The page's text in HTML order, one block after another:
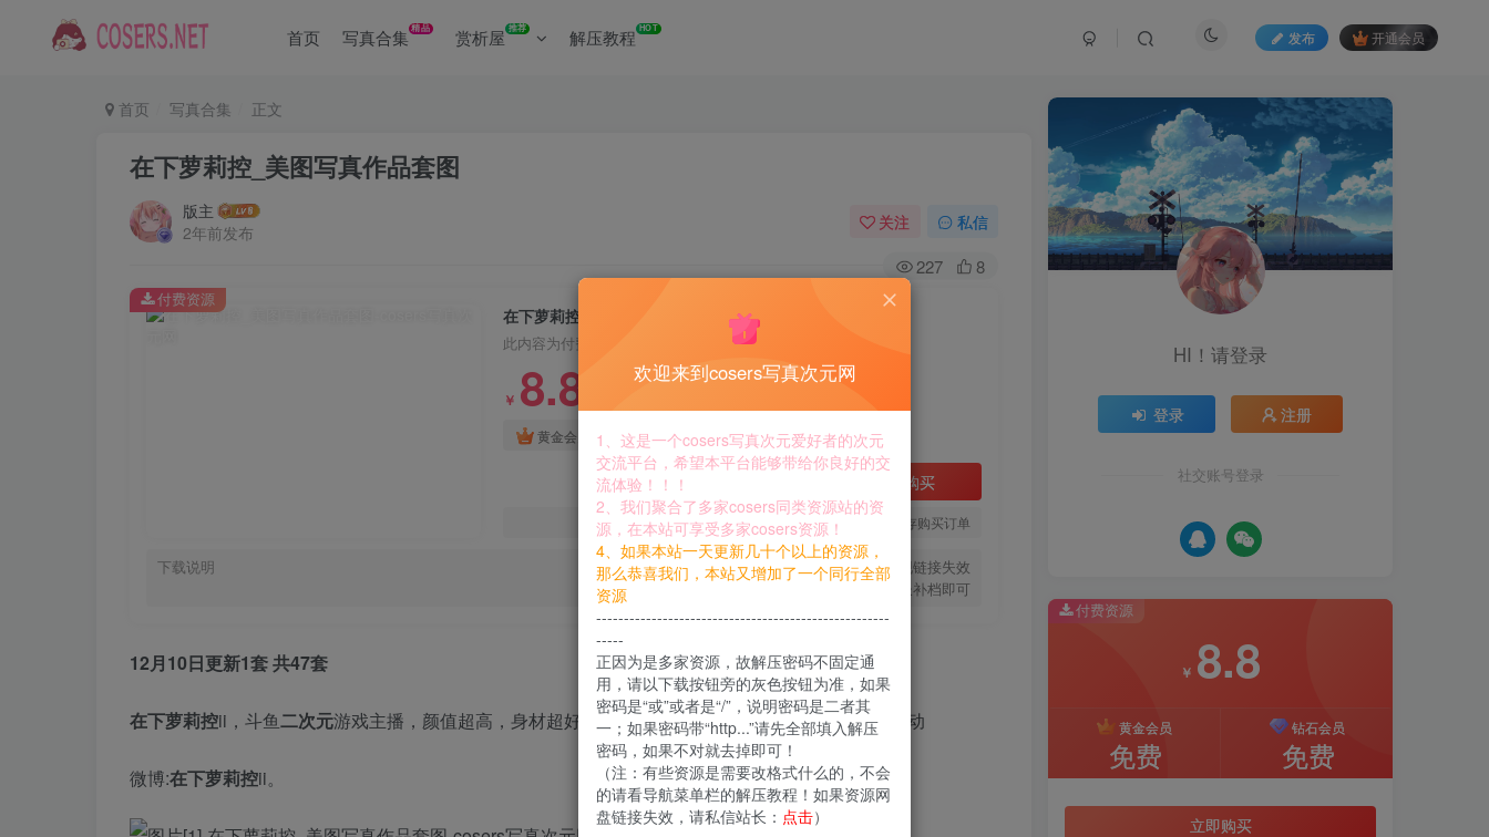
首页 写真合集 精品 赏析屋 推荐 解压教程 HOT
发布 开通会员
首页 写真合集 正文
在下萝莉控_美图写真作品套图
版主
2年前发布
关注 私信
227 8
在下萝莉控_美图写真作品套图
此内容为付费资源，请付费后查看
￥ 8.8
黄金会员 免费 钻石会员免费
立即购买
您当前未登录！建议登陆后购买，可保存购买订单
下载说明
如果出现链接失效
私信站长补档即可
付费资源
12月10日更新1套 共47套
在下萝莉控ii，斗鱼二次元游戏主播，颜值超高，身材超好，同时酷爱Cos，经常参加线下一些cos活动
微博:在下萝莉控ii。
HI！请登录
登录 注册
社交账号登录
付费资源
￥ 8.8
黄金会员
免费
钻石会员
免费
立即购买
欢迎来到cosers写真次元网
1、这是一个cosers写真次元爱好者的次元
交流平台，希望本平台能够带给你良好的交
流体验！！！
2、我们聚合了多家cosers同类资源站的资
源，在本站可享受多家cosers资源！
4、如果本站一天更新几十个以上的资源，
那么恭喜我们，本站又增加了一个同行全部
资源
-----------------------------------------------------
-----
正因为是多家资源，故解压密码不固定通
用，请以下载按钮旁的灰色按钮为准，如果
密码是“或”或者是“/”，说明密码是二者其
一；如果密码带“http...”请先全部填入解压
密码，如果不对就去掉即可！
（注：有些资源是需要改格式什么的，不会
的请看导航菜单栏的解压教程！如果资源网
盘链接失效，请私信站长： 点击）